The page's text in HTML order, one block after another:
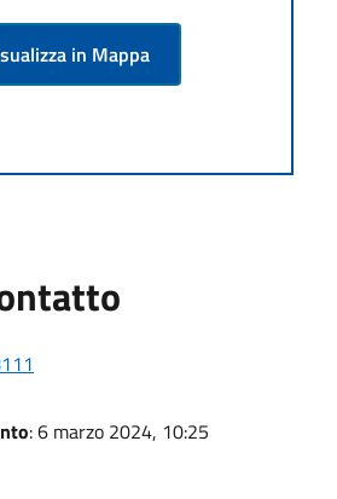
in Mappa
: 6 marzo 2024, 10:25